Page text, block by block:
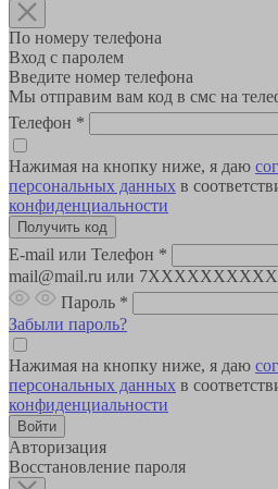
По номеру телефона
Вход с паролем
Введите номер телефона
Мы отправим вам код в смс на
Телефон *
Нажимая на кнопку ниже, я даю
персональных данных в
конфиденциальности
E-mail или Телефон *
mail@mail.ru или 7XXXXXXXXXX
Пароль *
Забыли пароль?
Нажимая на кнопку ниже, я даю
персональных данных в
конфиденциальности
Авторизация
Восстановление пароля